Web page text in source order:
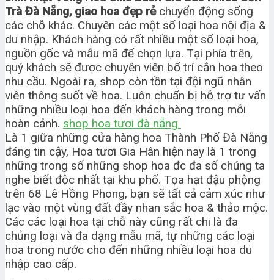
Trà Đà Nẵng, giao hoa đẹp rẻchuyển động sống
các chỗ khác. Chuyên các một số loại hoa nội địa &
du nhập. Khách hàng có rất nhiều một số loại hoa,
nguồn gốc và mẫu mã để chọn lựa. Tại phía trên,
quý khách sẽ được chuyên viên bố trí cắn hoa theo
nhu cầu. Ngoài ra, shop còn tồn tại đội ngũ nhân
viên thông suốt về hoa. Luôn chuẩn bị hỗ trợ tư vấn
những nhiều loại hoa đến khách hàng trong mỗi
hoàn cảnh. shop hoa tươi đà nẵng
Là 1 giữa những cửa hàng hoa Thành Phố Đà Nẵng
đáng tin cậy, Hoa tươi Gia Hân hiện nay là 1 trong
những trong số những shop hoa đc đa số chúng ta
nghe biết độc nhất tại khu phố. Tọa hạt đậu phộng
trên 68 Lê Hồng Phong, bạn sẽ tất cả cảm xúc như
lạc vào một vùng đất đầy nhan sắc hoa & thảo mộc.
Các các loại hoa tại chỗ này cũng rất chi là đa
chủng loại và đa dạng mẫu mã, tự những các loại
hoa trong nước cho đến những nhiều loại hoa du
nhập cao cấp.